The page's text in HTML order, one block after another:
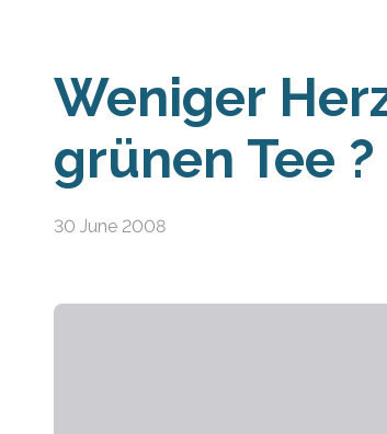
Weniger
grünen Tee ?
30 June 2008